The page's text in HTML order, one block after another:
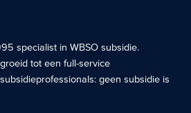
specialist inWBSO subsidie.
tot een full-service
geen subsidie is